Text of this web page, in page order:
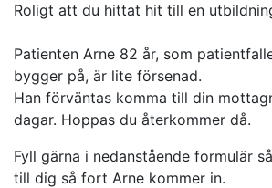
Roligt att du hittat hit till en
Patienten Arne 82 år, som
bygger på, är lite försenad.
Han förväntas komma till din
dagar. Hoppas du återkommer då.
Fyll gärna i nedanstående formulär
till dig så fort Arne kommer in.